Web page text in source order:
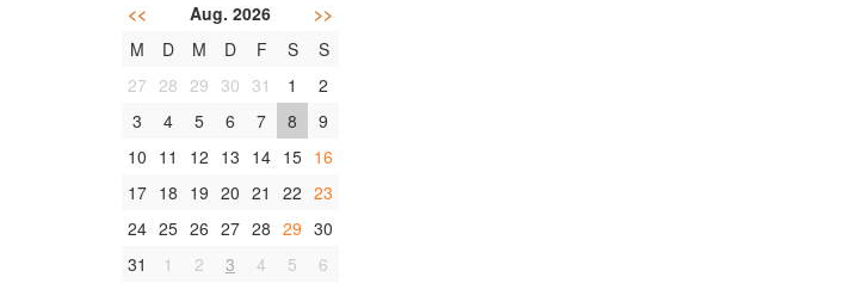
<< Aug. 2026
>>
M
D M D F S
S
27 28 29 30 31 1
2
3
4 5 6 7 8
9
10 11 12 13 14 15 16
17 18 19 20 21 22 23
24 25 26 27 28 29 30
31
1 2 3 4 5 6